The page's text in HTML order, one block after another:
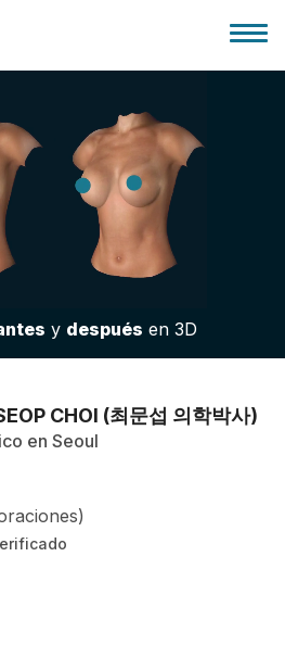
y después en 3D
CHOI (최문섭 의학박사)
en Seoul